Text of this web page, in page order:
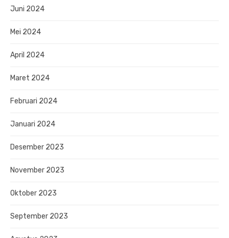
Juni 2024
Mei 2024
April 2024
Maret 2024
Februari 2024
Januari 2024
Desember 2023
November 2023
Oktober 2023
September 2023